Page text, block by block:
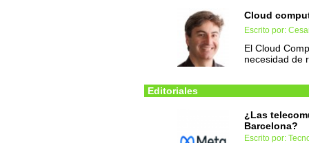
Cloud
Escrito por:
El Cloud
necesidad de
Editoriales
¿Las
Barcelona?
Escrito por: